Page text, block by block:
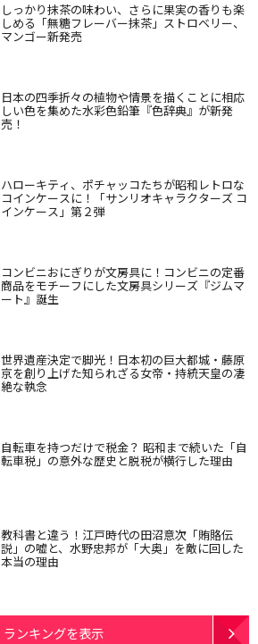
しっかり抹茶の味わい、さらに果実の香りも楽
しめる「無糖フレーバー抹茶」ストロベリー、
マンゴー新発売
日本の四季折々の植物や情景を描くことに相応
しい色を集めた水彩色鉛筆『色辞典』が新発
売！
ハローキティ、ポチャッコたちが昭和レトロな
コインケースに！「サンリオキャラクターズ コ
インケース」第２弾
コンビニおにぎりが文房具に！コンビニの定番
商品をモチーフにした文房具シリーズ『ジムマ
ート』誕生
世界遺産決定で脚光！日本初の巨大都城・藤原
京を創り上げた知られざる女帝・持統天皇の凄
絶な執念
自転車を持つだけで税金？ 昭和まで続いた「自
転車税」の意外な歴史と脱税が横行した理由
教科書と違う！江戸時代の田沼意次「賄賂伝
説」の嘘と、水野忠邦が「大奥」を敵に回した
本当の理由
ランキングを表示